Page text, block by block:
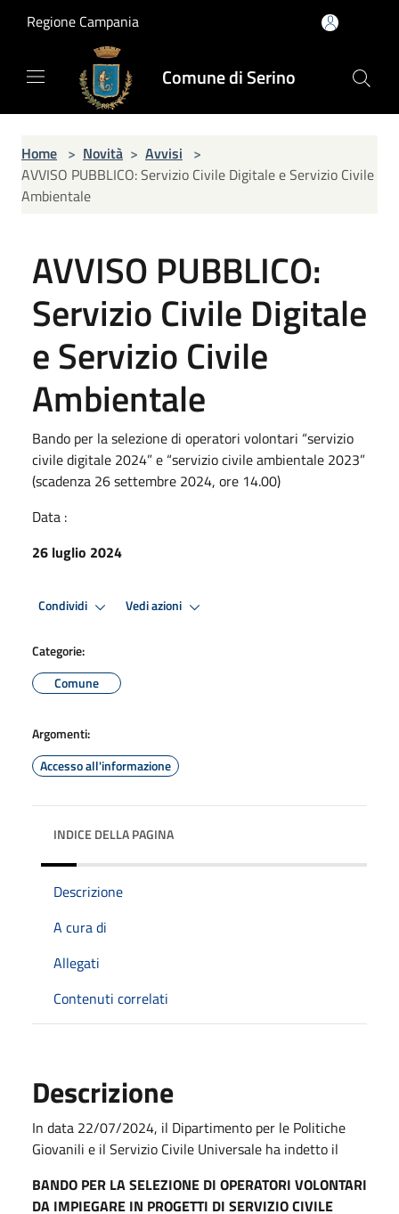
Regione Campania
Comune di Serino
Home > Novità > Avvisi >
AVVISO PUBBLICO: Servizio Civile Digitale e Servizio Civile
Ambientale
AVVISO PUBBLICO:
Servizio Civile Digitale
e Servizio Civile
Ambientale
Bando per la selezione di operatori volontari “servizio
civile digitale 2024” e “servizio civile ambientale 2023”
(scadenza 26 settembre 2024, ore 14.00)
Data :
26 luglio 2024
Condividi Vedi azioni
Categorie:
Comune
Argomenti:
Accesso all'informazione
INDICE DELLA PAGINA
Descrizione
A cura di
Allegati
Contenuti correlati
Descrizione
In data 22/07/2024, il Dipartimento per le Politiche
Giovanili e il Servizio Civile Universale ha indetto il
BANDO PER LA SELEZIONE DI OPERATORI VOLONTARI
DA IMPIEGARE IN PROGETTI DI SERVIZIO CIVILE